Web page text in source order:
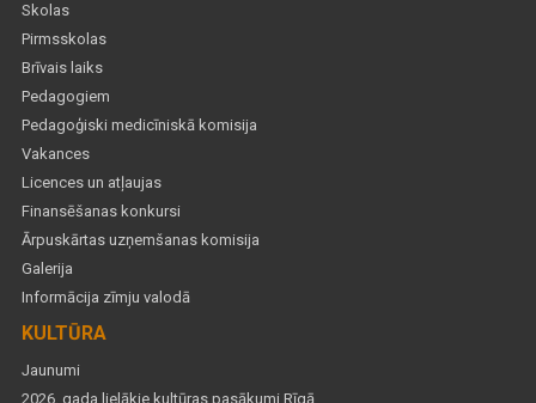
Skolas
Pirmsskolas
Brīvais laiks
Pedagogiem
Pedagoģiski medicīniskā komisija
Vakances
Licences un atļaujas
Finansēšanas konkursi
Ārpuskārtas uzņemšanas komisija
Galerija
Informācija zīmju valodā
KULTŪRA
Jaunumi
2026. gada lielākie kultūras pasākumi Rīgā